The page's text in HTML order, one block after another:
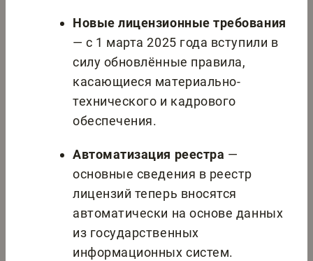
Новые лицензионные требования
— с 1 марта 2025 года вступили в
силу обновлённые правила,
касающиеся материально-
технического и кадрового
обеспечения.
Автоматизация реестра —
основные сведения в реестр
лицензий теперь вносятся
автоматически на основе данных
из государственных
информационных систем.